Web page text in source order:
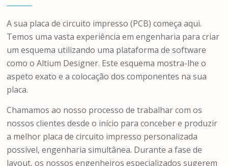
A sua placa de circuito impresso (PCB) começa aqui.
Temos uma vasta experiência em engenharia para criar
um esquema utilizando uma plataforma de software
como o Altium Designer. Este esquema mostra-lhe o
aspeto exato e a colocação dos componentes na sua
placa.
Chamamos ao nosso processo de trabalhar com os
nossos clientes desde o início para conceber e produzir
a melhor placa de circuito impresso personalizada
possível, engenharia simultânea. Durante a fase de
layout, os nossos engenheiros especializados sugerem